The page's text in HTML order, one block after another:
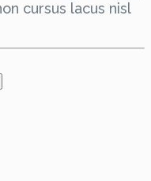
cursus lacus nisl